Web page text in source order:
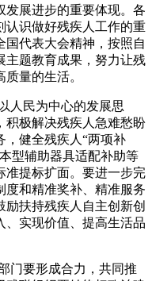
发展进步的重要体现。各
认识做好残疾人工作的重
国代表大会精神，按照自
主题教育成果，努力让残
量的生活。
民为中心的发展思
积极解决残疾人急难愁盼
，健全残疾人“两项补
型辅助器具适配补助等
准提标扩面。要进一步完
度和精准奖补、精准服务
扶持残疾人自主创新创
、实现价值、提高生活品
要形成合力，共同推